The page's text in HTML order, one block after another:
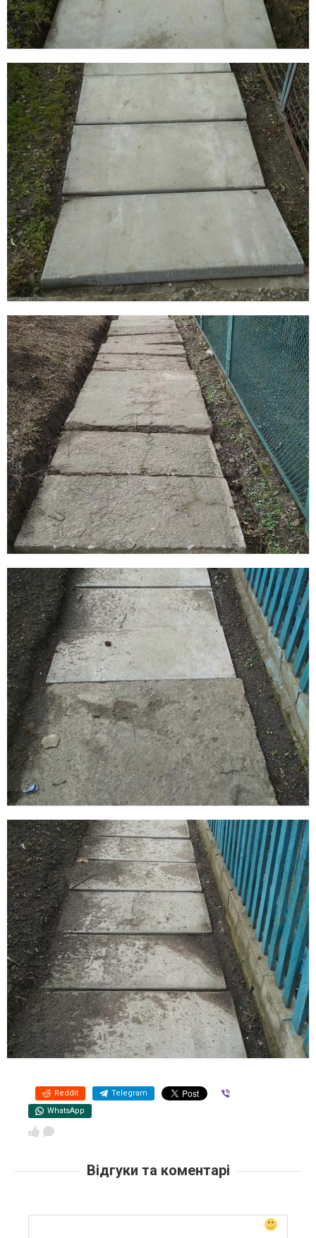
Reddit Telegram
WhatsApp
Відгуки та коментарі